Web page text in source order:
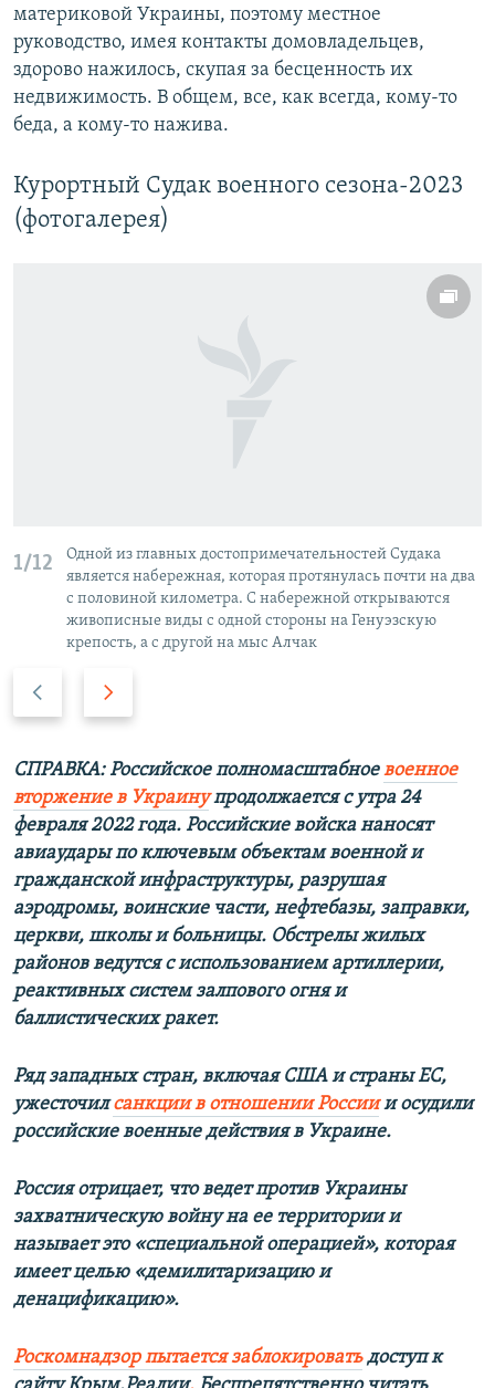
материковой Украины, поэтому местное
руководство, имея контакты домовладельцев,
здорово нажилось, скупая за бесценность их
недвижимость. В общем, все, как всегда, кому-то
беда, а кому-то нажива.
Курортный Судак военного сезона-2023
(фотогалерея)
1/12
Одной из главных достопримечательностей Судака
является набережная, которая протянулась почти на два
с половиной километра. С набережной открываются
живописные виды с одной стороны на Генуэзскую
крепость, а с другой на мыс Алчак
д
ы
д
у
щ
и
й
с
л
а
д
д
у
ю
щ
и
й
с
л
а
й
СПРАВКА: Российское полномасштабноевоенное
вторжение в Украинупродолжается с утра 24
февраля 2022 года. Российские войска наносят
авиаудары по ключевым объектам военной и
гражданской инфраструктуры, разрушая
аэродромы, воинские части, нефтебазы, заправки,
церкви, школы и больницы. Обстрелы жилых
районов ведутся с использованием артиллерии,
реактивных систем залпового огня и
баллистических ракет.
Ряд западных стран, включая США и страны ЕС,
ужесточилсанкции в отношении Россиии осудили
российские военные действия в Украине.
Россия отрицает, что ведет против Украины
захватническую войну на ее территории и
называет это «специальной операцией», которая
имеет целью «демилитаризацию и
денацификацию».
Роскомнадзор пытается заблокироватьдоступ к